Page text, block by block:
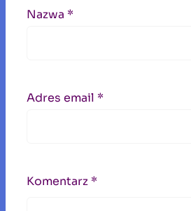
Nazwa *
Adres email *
Komentarz *